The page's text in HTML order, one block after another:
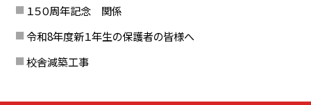
１５０周年記念 関係
令和8年度新１年生の保護者の皆様へ
校舎減築工事